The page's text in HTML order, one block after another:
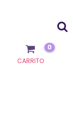
CARRITO
0